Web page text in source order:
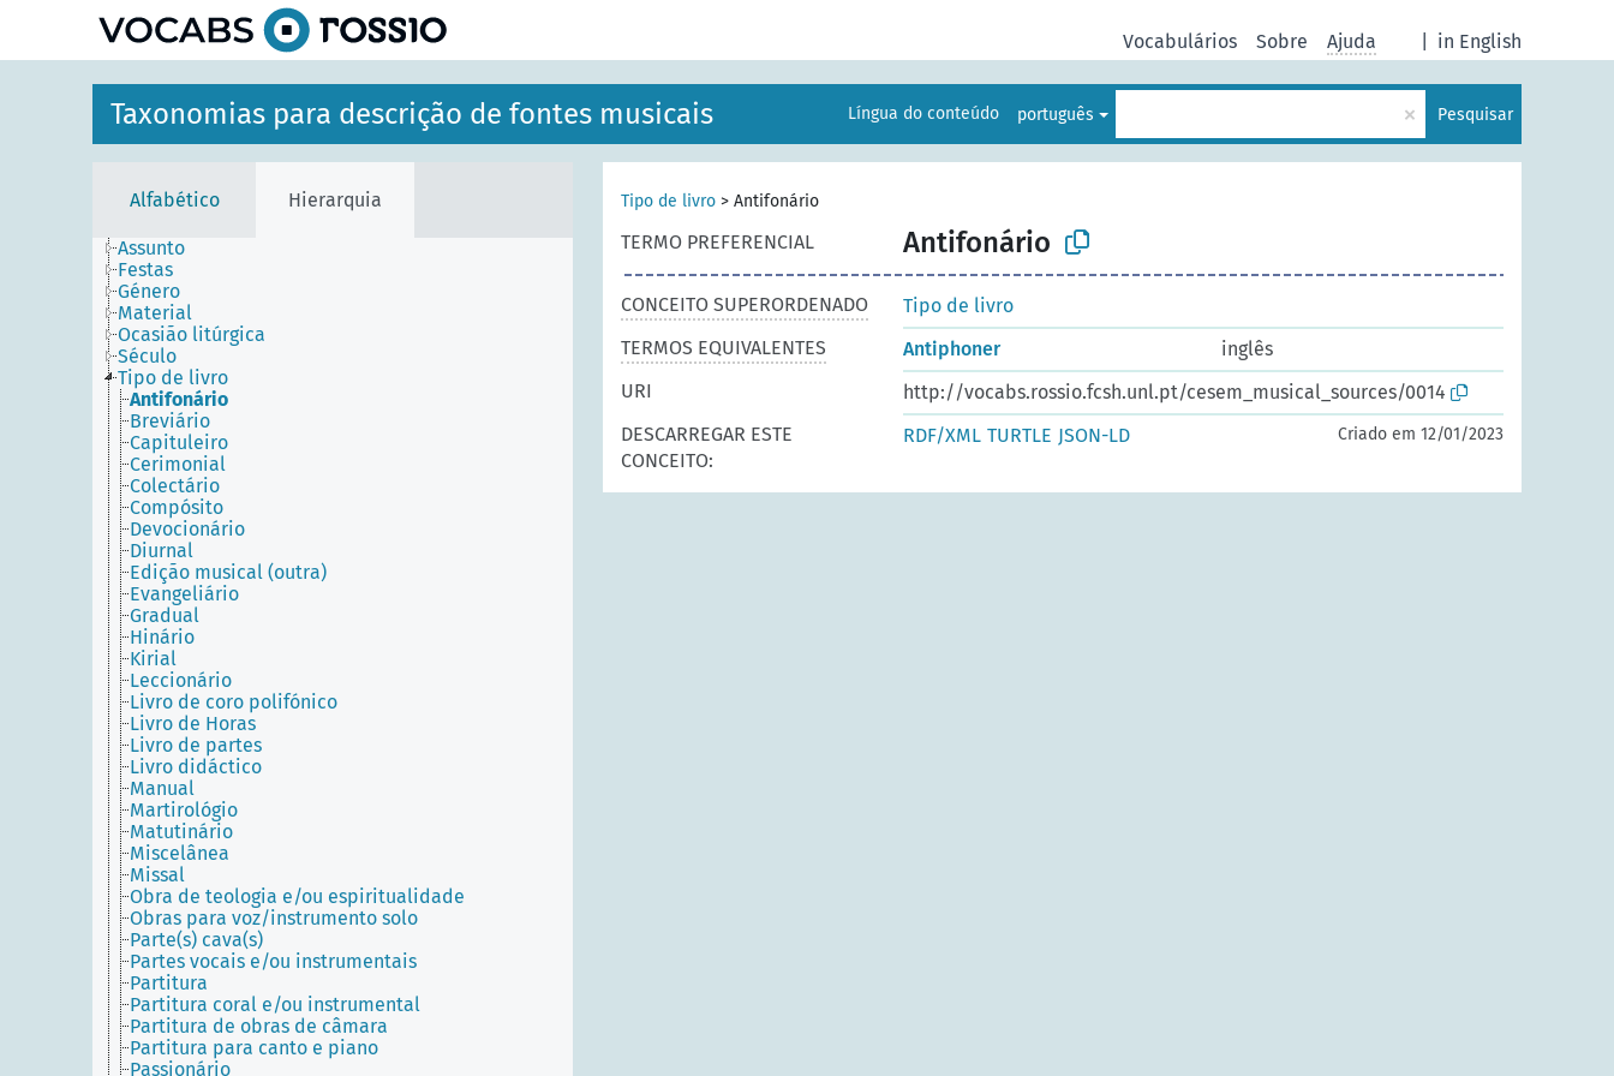
in English
Vocabulários Sobre Ajuda
Taxonomias para descrição de fontes musicais Língua do conteúdo português × Pesquisar
Alfabético Hierarquia
Assunto
Festas
Género
Material
Ocasião litúrgica
Século
Tipo de livro
Antifonário
Breviário
Capituleiro
Cerimonial
Colectário
Compósito
Devocionário
Diurnal
Edição musical (outra)
Evangeliário
Gradual
Hinário
Kirial
Leccionário
Livro de coro polifónico
Livro de Horas
Livro de partes
Livro didáctico
Manual
Martirológio
Matutinário
Miscelânea
Missal
Obra de teologia e/ou espiritualidade
Obras para voz/instrumento solo
Parte(s) cava(s)
Partes vocais e/ou instrumentais
Partitura
Partitura coral e/ou instrumental
Partitura de obras de câmara
Partitura para canto e piano
Passionário
Tipo de livro > Antifonário
TERMO PREFERENCIAL Antifonário
CONCEITO SUPERORDENADO
Tipo de livro
TERMOS EQUIVALENTES
Antiphoner
inglês
URI
http://vocabs.rossio.fcsh.unl.pt/cesem_musical_sources/0014
DESCARREGAR ESTE
CONCEITO:
RDF/XML TURTLE JSON-LD Criado em 12/01/2023